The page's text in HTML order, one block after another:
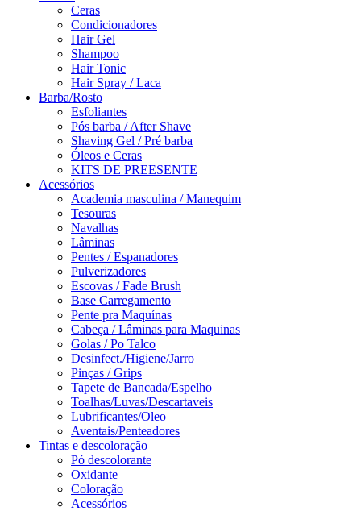
Ceras
Condicionadores
Hair Gel
Shampoo
Hair Tonic
Hair Spray / Laca
Barba/Rosto
Esfoliantes
Pós barba / After Shave
Shaving Gel / Pré barba
Óleos e Ceras
KITS DE PREESENTE
Acessórios
Academia masculina / Manequim
Tesouras
Navalhas
Lâminas
Pentes / Espanadores
Pulverizadores
Escovas / Fade Brush
Base Carregamento
Pente pra Maquínas
Cabeça / Lâminas para Maquinas
Golas / Po Talco
Desinfect./Higiene/Jarro
Pinças / Grips
Tapete de Bancada/Espelho
Toalhas/Luvas/Descartaveis
Lubrificantes/Oleo
Aventais/Penteadores
Tintas e descoloração
Pó descolorante
Oxidante
Coloração
Acessórios